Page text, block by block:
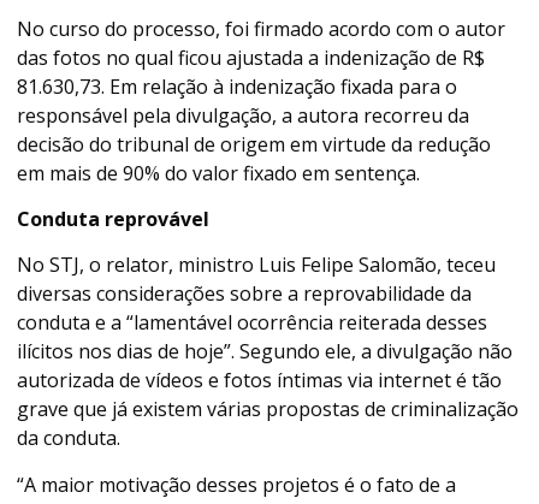
No curso do processo, foi firmado acordo com o autor
das fotos no qual ficou ajustada a indenização de R$
81.630,73. Em relação à indenização fixada para o
responsável pela divulgação, a autora recorreu da
decisão do tribunal de origem em virtude da redução
em mais de 90% do valor fixado em sentença.
Conduta reprovável
No STJ, o relator, ministro Luis Felipe Salomão, teceu
diversas considerações sobre a reprovabilidade da
conduta e a “lamentável ocorrência reiterada desses
ilícitos nos dias de hoje”. Segundo ele, a divulgação não
autorizada de vídeos e fotos íntimas via internet é tão
grave que já existem várias propostas de criminalização
da conduta.
“A maior motivação desses projetos é o fato de a